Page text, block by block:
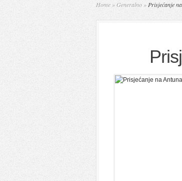
Home »Generalno » Prisjećanje